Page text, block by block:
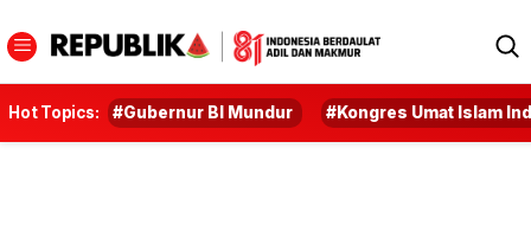
Hot Topics: #Gubernur BI Mundur #Kongres Umat Islam